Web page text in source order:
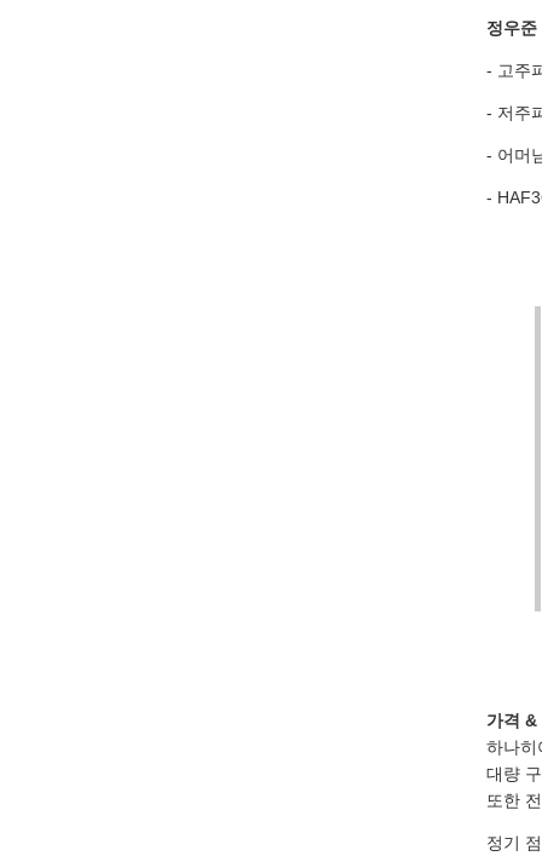
정우
- 고주
- 저주
- 어머
-
가격 &
하나히
대량
또한
정기